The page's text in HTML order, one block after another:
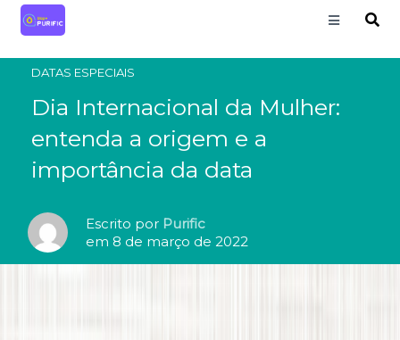
DATAS ESPECIAIS
Dia Internacional da Mulher:
entenda a origem e a
importância da data
Escrito por Purific
em 8 de março de 2022